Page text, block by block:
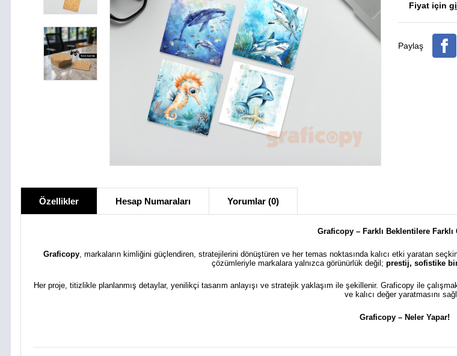
Fiyat için
Paylaş
Özellikler Hesap Numaraları Yorumlar (0)
Graficopy – Farklı Beklentilere Farklı
Graficopy, markaların kimliğini güçlendiren, stratejilerini dönüştüren ve her temas noktasında kalıcı etki yaratan
çözümleriyle markalara yalnızca görünürlük değil; prestij, sofistike
Her proje, titizlikle planlanmış detaylar, yenilikçi tasarım anlayışı ve stratejik yaklaşım ile şekillenir. Graficopy ile
ve kalıcı değer yaratmasını
Graficopy – Neler Yapar!